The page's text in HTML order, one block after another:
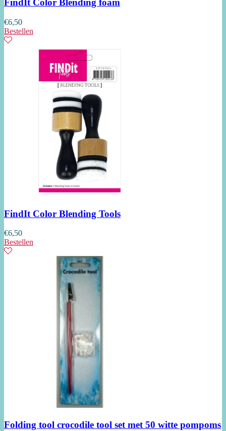
FindIt Color Blending foam
€6,50
Bestellen
FindIt Color Blending Tools
€6,50
Bestellen
Folding tool crocodile tool set met 50 witte pompoms